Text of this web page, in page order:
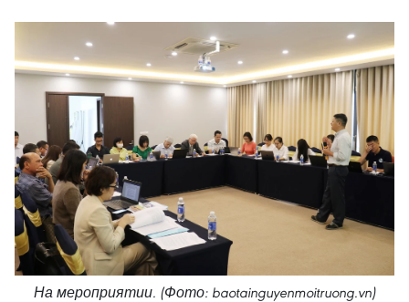
На мероприятии. (Фото: baotainguyenmoitruong.vn)